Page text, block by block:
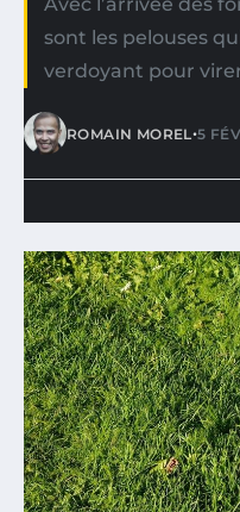
sont les pelouses
verdoyant pour
ROMAIN MOREL•5